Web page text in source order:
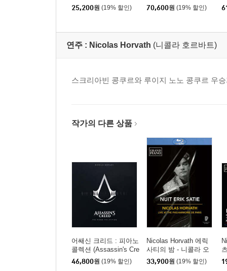
saishi: Symphony No.3
Metaphysica, Harp Co
25,200원 (19% 할인)
saishi: Symphony No.3
Metaphysica, Harp Co
70,600원 (19% 할인)
연주 : Nicolas Horvath (니콜라 호르바트)
스크리아빈 콩쿠르와 루이지 노노 콩쿠르 우
작가의 다른 상품
어쌔신 크리드 : 피아노
콜렉션 (Assassin's Cre
ed : The Piano Collecti
on) [LP]
46,800원 (19% 할인)
Nicolas Horvath 에릭
사티의 밤 - 니콜라 오
르바트 (Nuit Erik Satie)
33,900원 (19% 할인)
1